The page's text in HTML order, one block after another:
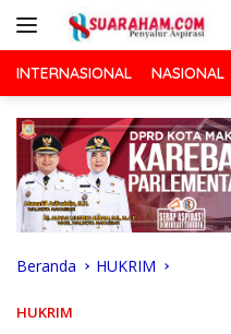
INTERNASIONAL NASIONAL
Beranda HUKRIM
HUKRIM